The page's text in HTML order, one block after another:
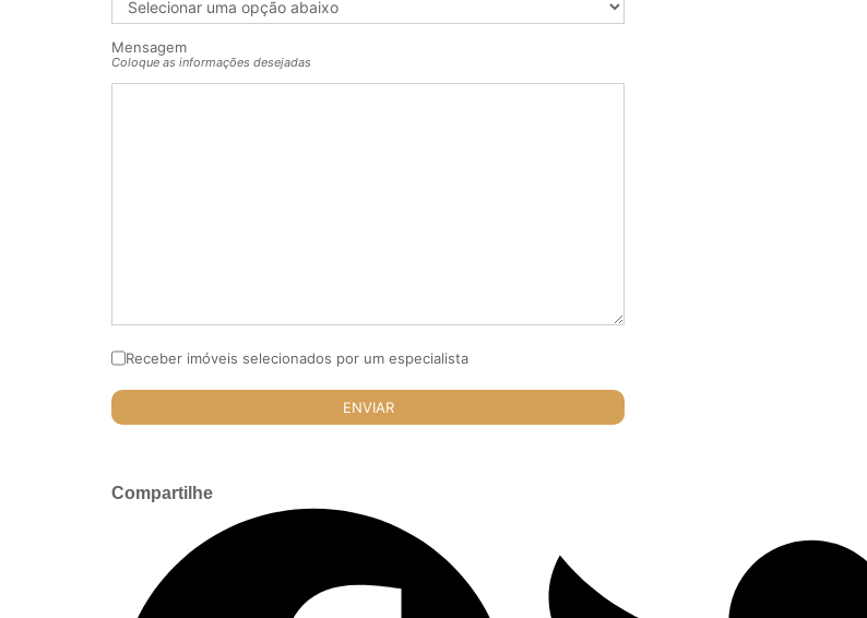
Mensagem
Coloque as informações desejadas
Receber imóveis selecionados por um especialista
Compartilhe